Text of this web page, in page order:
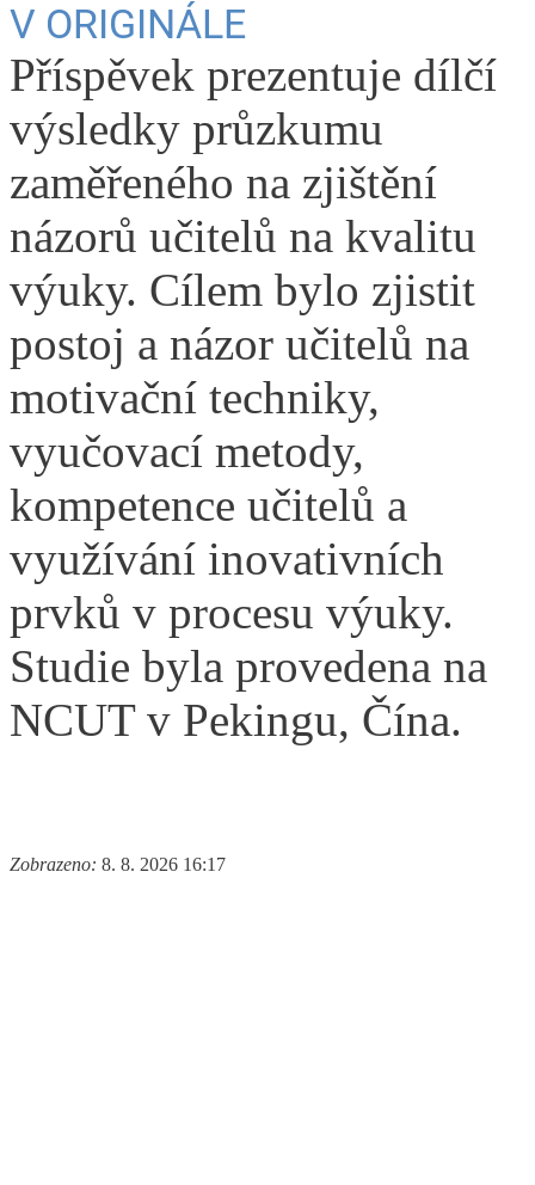
V ORIGINÁLE
Příspěvek prezentuje dílčí
výsledky průzkumu
zaměřeného na zjištění
názorů učitelů na kvalitu
výuky. Cílem bylo zjistit
postoj a názor učitelů na
motivační techniky,
vyučovací metody,
kompetence učitelů a
využívání inovativních
prvků v procesu výuky.
Studie byla provedena na
NCUT v Pekingu, Čína.
Zobrazeno: 8. 8. 2026 16:17